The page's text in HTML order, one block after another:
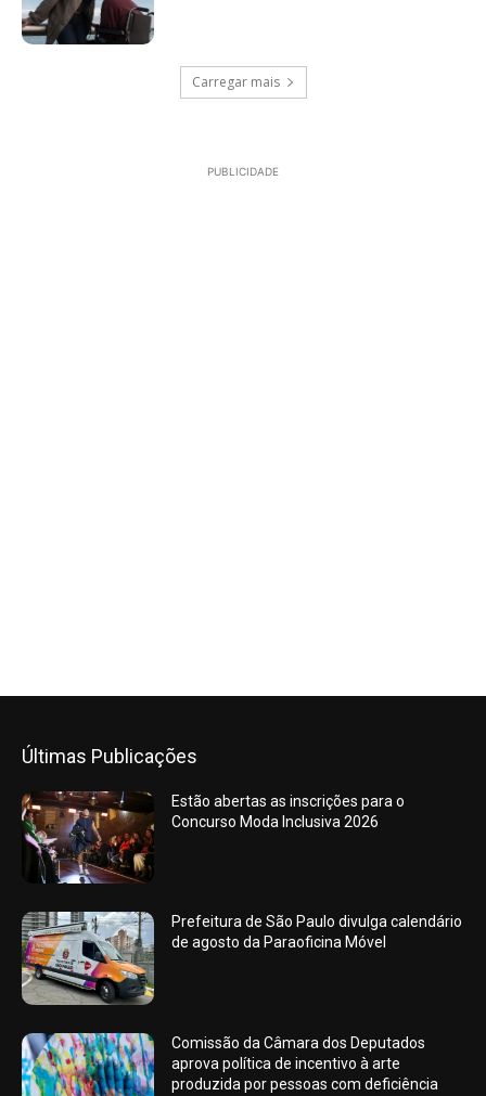
Carregar mais
PUBLICIDADE
Últimas Publicações
Estão abertas as inscrições para o
Concurso Moda Inclusiva 2026
Prefeitura de São Paulo divulga calendário
de agosto da Paraoficina Móvel
Comissão da Câmara dos Deputados
aprova política de incentivo à arte
produzida por pessoas com deficiência